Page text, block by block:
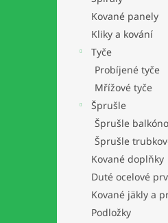
Kované panely
Kliky a kování
Tyče
Probíjené tyče
Mřížové tyče
Šprušle
Šprušle
Šprušle
Kované doplňky
Duté ocelové
Kované jäkly a
Podložky